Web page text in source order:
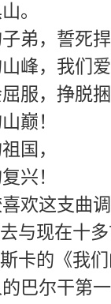
。
弟，誓死
峰，我们
服，挣脱
巅！
国，
兴！
欢这支曲
与现在十
斯卡的《我
巴尔干第